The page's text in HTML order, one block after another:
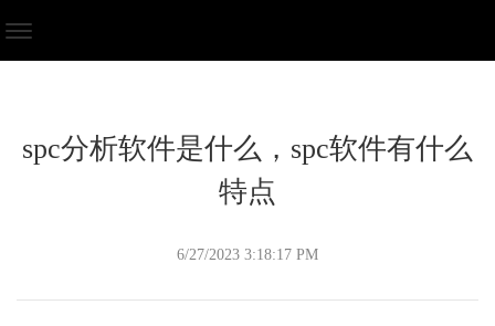
spc分析软件是什么，spc软件有什么
特点
6/27/2023 3:18:17 PM